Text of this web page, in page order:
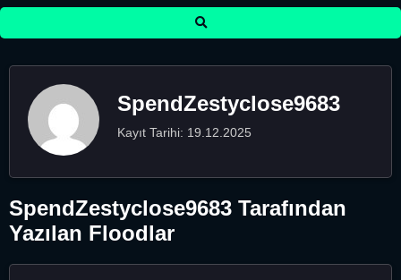
SpendZestyclose9683
Kayıt Tarihi: 19.12.2025
SpendZestyclose9683 Tarafından
Yazılan Floodlar